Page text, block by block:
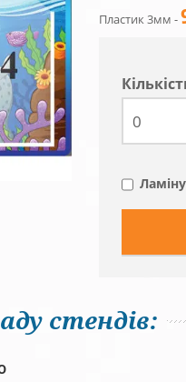
Пластик 3мм -
стендів: